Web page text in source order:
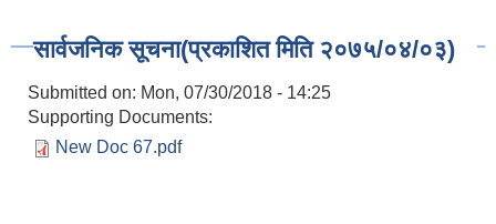
सार्वजनिक सूचना(प्रकाशित मिति २०७५/०४/०३)
Submitted on: Mon, 07/30/2018 - 14:25
Supporting Documents:
New Doc 67.pdf